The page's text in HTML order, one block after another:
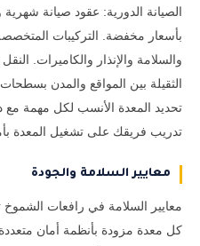
الصيانة الدورية: عقود صيانة شهرية
والسلامة والإنذار والكاميرات.
الثقيلة بين المواقع والمدن
تحديد المعدة الأنسب لكل مهمة مع
تدريب فريقك على تشغيل المعدة
معايير السلامة والجودة
معايير السلامة في رافعات الشموخ
كل معدة مزودة بأنظمة أمان